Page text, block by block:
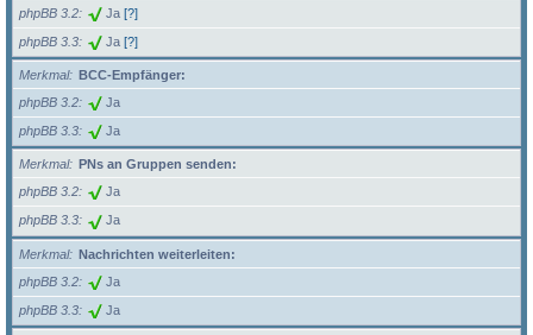
phpBB 3.2
Ja [?]
phpBB 3.3 Ja [?]
Merkmal
BCC-Empfänger:
phpBB 3.2
Ja
phpBB 3.3 Ja
Merkmal
PNs an Gruppen senden:
phpBB 3.2
Ja
phpBB 3.3 Ja
Merkmal
Nachrichten weiterleiten:
phpBB 3.2
Ja
phpBB 3.3 Ja